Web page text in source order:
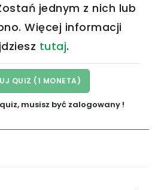
jednym z nich lub
Więcej informacji
tutaj.
musisz być zalogowany !